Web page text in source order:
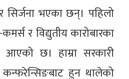
भएका छन्। पहिलो
र विद्युतीय कारोबारका
छ। हाम्रा सरकारी
कन्फरेन्सिङबाट हुन थालेको